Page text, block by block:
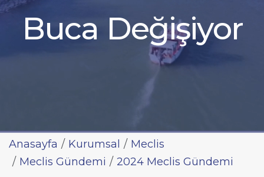
Buca Değişiyor
Anasayfa Kurumsal
Meclis
Meclis Gündemi
2024 Meclis Gündemi